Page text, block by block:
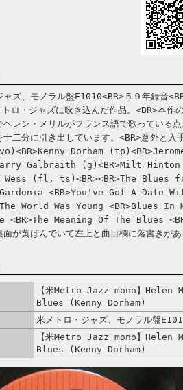
ャズ、モノラル盤E1010<BR>５９年録音
トロ・ジャズに吹き込んだ作品。<BR>本
ヘレン・メリルがフランス語で歌っている
十二分に引き出しています。<BR>意外と
Dorham
Galbraith (g)<BR>Milt
Wess (fl, ts)<BR><BR>The Blues
Gardenia <BR>You've Got A Date
The World Was Young <BR>Blues
<BR>The Meaning Of The Blues
面が黄ばんでいて左上と曲目欄に落書きが
【米Metro Jazz mono】
Blues (Kenny Dorham)
米メトロ・ジャズ、モノラル盤
【米Metro Jazz mono】
Blues (Kenny Dorham)